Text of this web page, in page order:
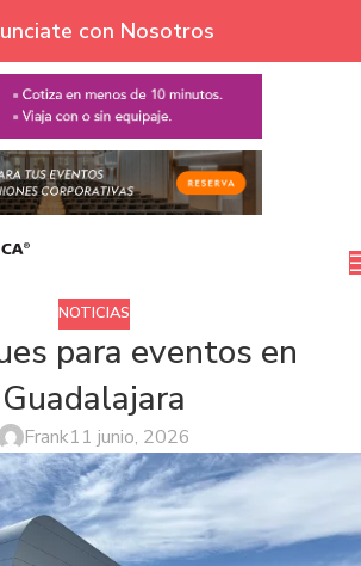
con Nosotros
NOTICIAS
para eventos en
Guadalajara
Frank11 junio, 2026